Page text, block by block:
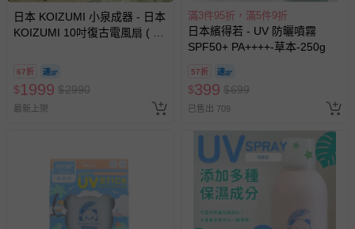
日本 KOIZUMI 小泉成器 - 日本
KOIZUMI 10吋復古電風扇 ( 藍/
67折
$1999 $2990
最新上架
滿3件95折，滿5件9折
日本繽得若 - UV 防曬噴霧
SPF50+ PA++++-草本-250g
57折
$399 $699
已售出 709